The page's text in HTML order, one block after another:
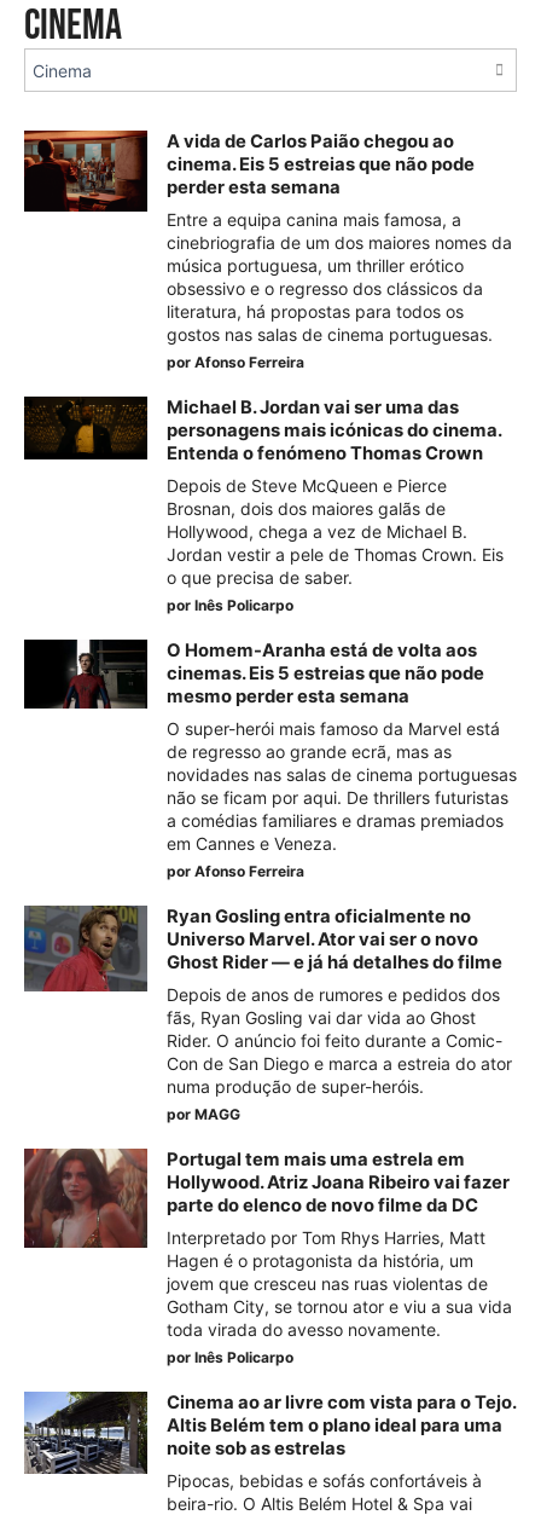
Cinema
A vida de Carlos Paião chegou ao
cinema. Eis 5 estreias que não pode
perder esta semana
Entre a equipa canina mais famosa, a
cinebriografia de um dos maiores nomes da
música portuguesa, um thriller erótico
obsessivo e o regresso dos clássicos da
literatura, há propostas para todos os
gostos nas salas de cinema portuguesas.
por Afonso Ferreira
Michael B. Jordan vai ser uma das
personagens mais icónicas do cinema.
Entenda o fenómeno Thomas Crown
Depois de Steve McQueen e Pierce
Brosnan, dois dos maiores galãs de
Hollywood, chega a vez de Michael B.
Jordan vestir a pele de Thomas Crown. Eis
o que precisa de saber.
por Inês Policarpo
O Homem-Aranha está de volta aos
cinemas. Eis 5 estreias que não pode
mesmo perder esta semana
O super-herói mais famoso da Marvel está
de regresso ao grande ecrã, mas as
novidades nas salas de cinema portuguesas
não se ficam por aqui. De thrillers futuristas
a comédias familiares e dramas premiados
em Cannes e Veneza.
por Afonso Ferreira
Ryan Gosling entra oficialmente no
Universo Marvel. Ator vai ser o novo
Ghost Rider — e já há detalhes do filme
Depois de anos de rumores e pedidos dos
fãs, Ryan Gosling vai dar vida ao Ghost
Rider. O anúncio foi feito durante a Comic-
Con de San Diego e marca a estreia do ator
numa produção de super-heróis.
por MAGG
Portugal tem mais uma estrela em
Hollywood. Atriz Joana Ribeiro vai fazer
parte do elenco de novo filme da DC
Interpretado por Tom Rhys Harries, Matt
Hagen é o protagonista da história, um
jovem que cresceu nas ruas violentas de
Gotham City, se tornou ator e viu a sua vida
toda virada do avesso novamente.
por Inês Policarpo
Cinema ao ar livre com vista para o Tejo.
Altis Belém tem o plano ideal para uma
noite sob as estrelas
Pipocas, bebidas e sofás confortáveis à
beira-rio. O Altis Belém Hotel & Spa vai